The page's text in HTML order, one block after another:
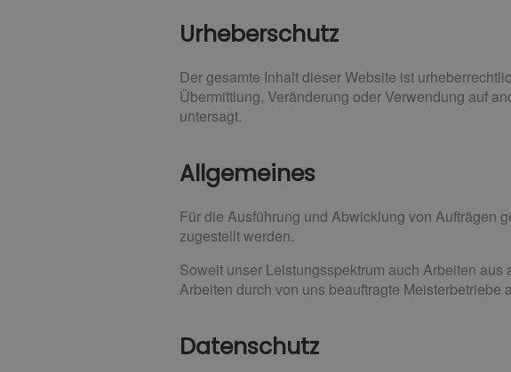
Urheberschutz
Der gesamte Inhalt dieser Website ist
Übermittlung, Veränderung oder Verwendung auf
untersagt.
Allgemeines
Für die Ausführung und Abwicklung von Aufträgen
zugestellt werden.
Soweit unser Leistungsspektrum auch Arbeiten
Arbeiten durch von uns beauftragte Meisterbetriebe
Datenschutz